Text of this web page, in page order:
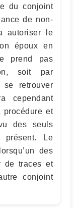
du conjoint
de non-
autoriser le
époux en
prend pas
soit par
se retrouver
cependant
procédure et
des seuls
présent. Le
des
de traces et
conjoint